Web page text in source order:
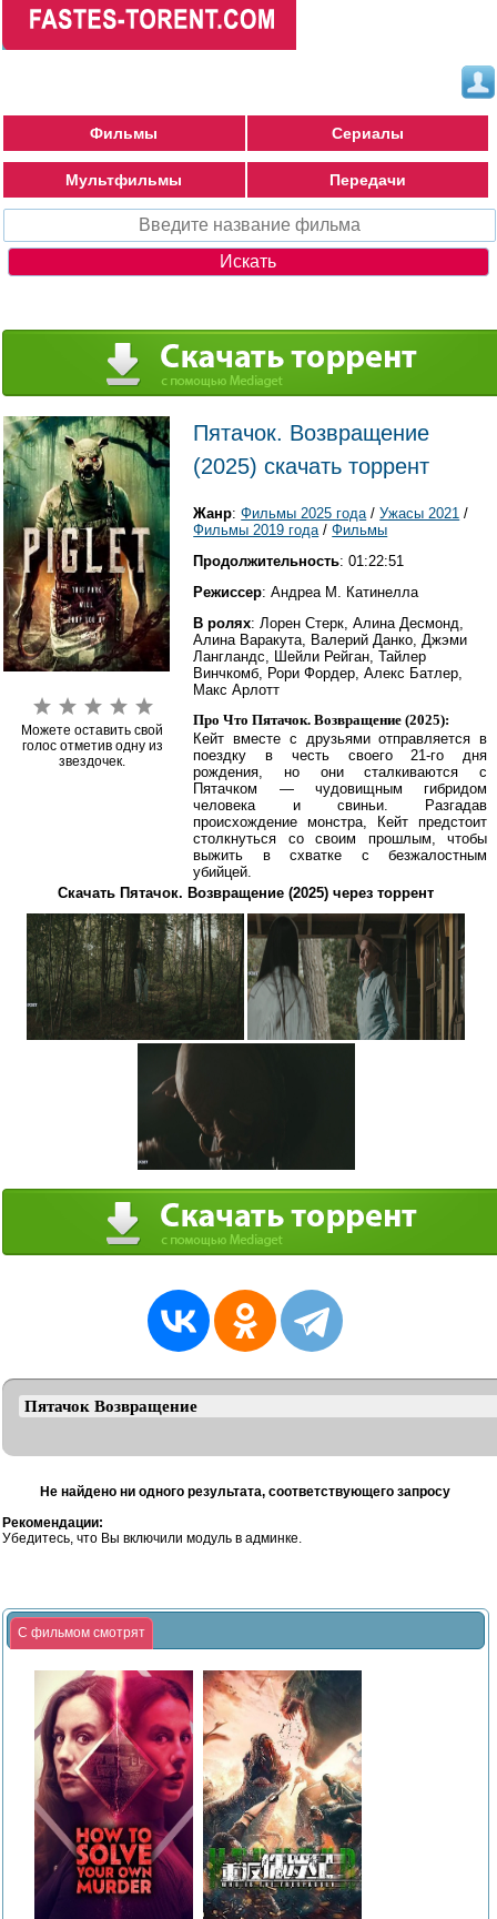
Фильмы Сериалы
Мультфильмы Передачи
Можете оставить свой
голос отметив одну из
звездочек.
Пятачок. Возвращение
(2025) скачать торрент
Жанр:Фильмы 2025 года/Ужасы 2021 /
Фильмы 2019 года/Фильмы
Продолжительность: 01:22:51
Режиссер: Андреа М. Катинелла
В ролях: Лорен Стерк, Алина Десмонд,
Алина Варакута, Валерий Данко, Джэми
Лангландс, Шейли Рейган, Тайлер
Винчкомб, Рори Фордер, Алекс Батлер,
Макс Арлотт
Про Что Пятачок. Возвращение (2025):
Кейт вместе с друзьями отправляется в
поездку в честь своего 21-го дня
рождения, но они сталкиваются с
Пятачком — чудовищным гибридом
человека и свиньи. Разгадав
происхождение монстра, Кейт предстоит
столкнуться со своим прошлым, чтобы
выжить в схватке с безжалостным
убийцей.
Скачать Пятачок. Возвращение (2025) через торрент
Не найдено ни одного результата, соответствующего запросу
Рекомендации:
Убедитесь, что Вы включили модуль в админке.
С фильмом смотрят